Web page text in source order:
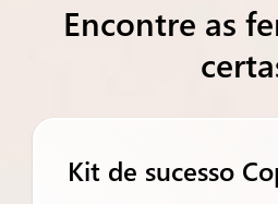
Encontre as
Kit de sucesso